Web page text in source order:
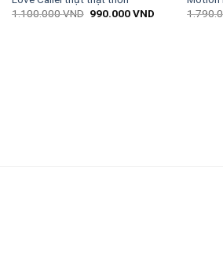
1.100.000VND 990.000VND